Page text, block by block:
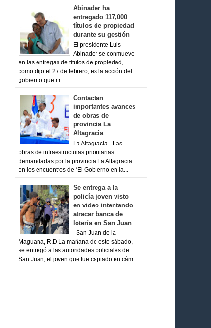
Abinader ha
entregado 117,000
títulos de propiedad
durante su gestión
El presidente Luis
Abinader se conmueve
en las entregas de títulos de propiedad,
como dijo el 27 de febrero, es la acción del
gobierno que m...
Contactan
importantes avances
de obras de
provincia La
Altagracia
La Altagracia.- Las
obras de infraestructuras prioritarias
demandadas por la provincia La Altagracia
en los encuentros de “El Gobierno en la...
Se entrega a la
policía joven visto
en video intentando
atracar banca de
lotería en San Juan
San Juan de la
Maguana, R.D.La mañana de este sábado,
se entregó a las autoridades policiales de
San Juan, el joven que fue captado en cám...